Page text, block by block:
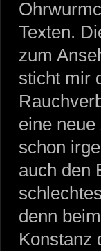
Texten.
zum
sticht mir
eine
schon
auch den
denn
Konstanz